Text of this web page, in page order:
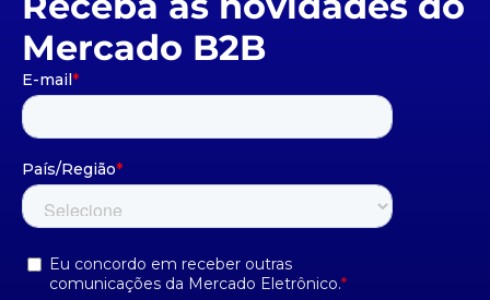
Mercado B2B